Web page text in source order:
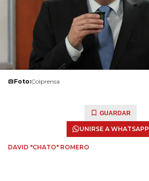
Foto:Colprensa
GUARDAR
UNIRSE A WHATSAPP
DAVID "CHATO" ROMERO